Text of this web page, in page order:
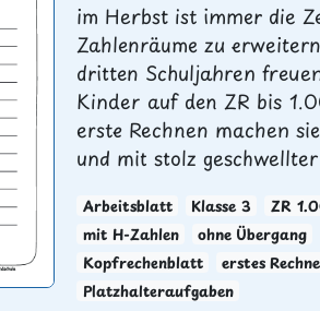
im Herbst ist immer die
Zahlenräume zu
dritten Schuljahren
Kinder auf den ZR bis
erste Rechnen machen
und mit stolz
Arbeitsblatt Klasse 3
ZR
mit H-Zahlen
ohne Übergang
Kopfrechenblatt
erstes
Platzhalteraufgaben